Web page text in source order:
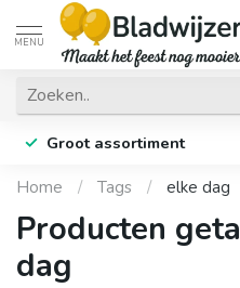
MENU
Groot assortiment
Home / Tags / elke dag
Producten
dag